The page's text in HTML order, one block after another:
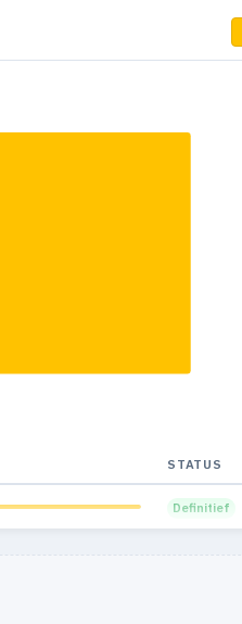
4
STATUS
Definitief